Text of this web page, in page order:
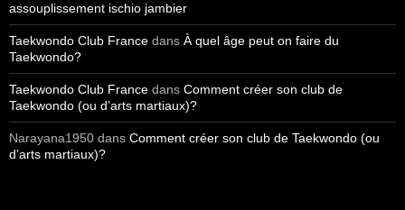
assouplissement ischio jambier
Taekwondo Club France dans À quel âge peut on faire du
Taekwondo?
Taekwondo Club France dans Comment créer son club de
Taekwondo (ou d’arts martiaux)?
Narayana1950 dans Comment créer son club de Taekwondo (ou
d’arts martiaux)?